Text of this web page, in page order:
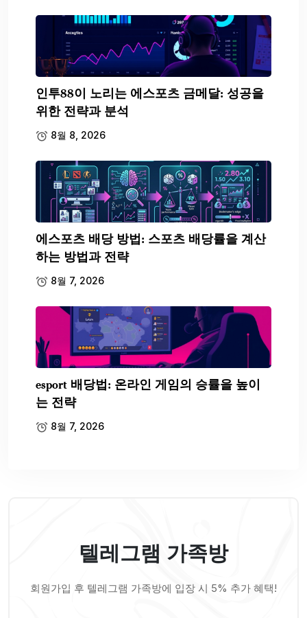
인투88이 노리는 에스포츠 금메달: 성공을
위한 전략과 분석
8월 8, 2026
에스포츠 배당 방법: 스포츠 배당률을 계산
하는 방법과 전략
8월 7, 2026
esport 배당법: 온라인 게임의 승률을 높이
는 전략
8월 7, 2026
텔레그램 가족방
회원가입 후 텔레그램 가족방에 입장 시 5% 추가 혜택!